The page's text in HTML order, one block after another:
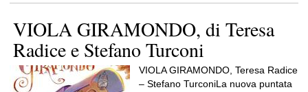
VIOLA GIRAMONDO, di Teresa
Radice e Stefano Turconi
VIOLA GIRAMONDO, Teresa Radice
– Stefano TurconiLa nuova puntata